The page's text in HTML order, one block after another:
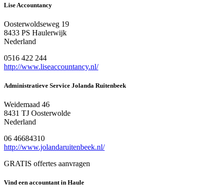
Lise Accountancy
Oosterwoldseweg 19
8433 PS Haulerwijk
Nederland
0516 422 244
http://www.liseaccountancy.nl/
Administratieve Service Jolanda Ruitenbeek
Weidemaad 46
8431 TJ Oosterwolde
Nederland
06 46684310
http://www.jolandaruitenbeek.nl/
GRATIS offertes aanvragen
Vind een accountant in Haule